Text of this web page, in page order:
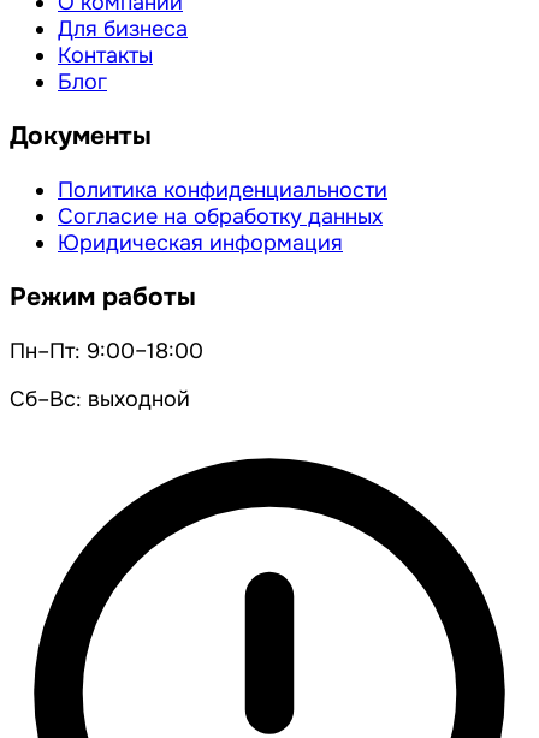
Для бизнеса
Контакты
Блог
Документы
Политика конфиденциальности
Согласие на обработку данных
Юридическая информация
Режим работы
Пн–Пт: 9:00–18:00
Сб–Вс: выходной